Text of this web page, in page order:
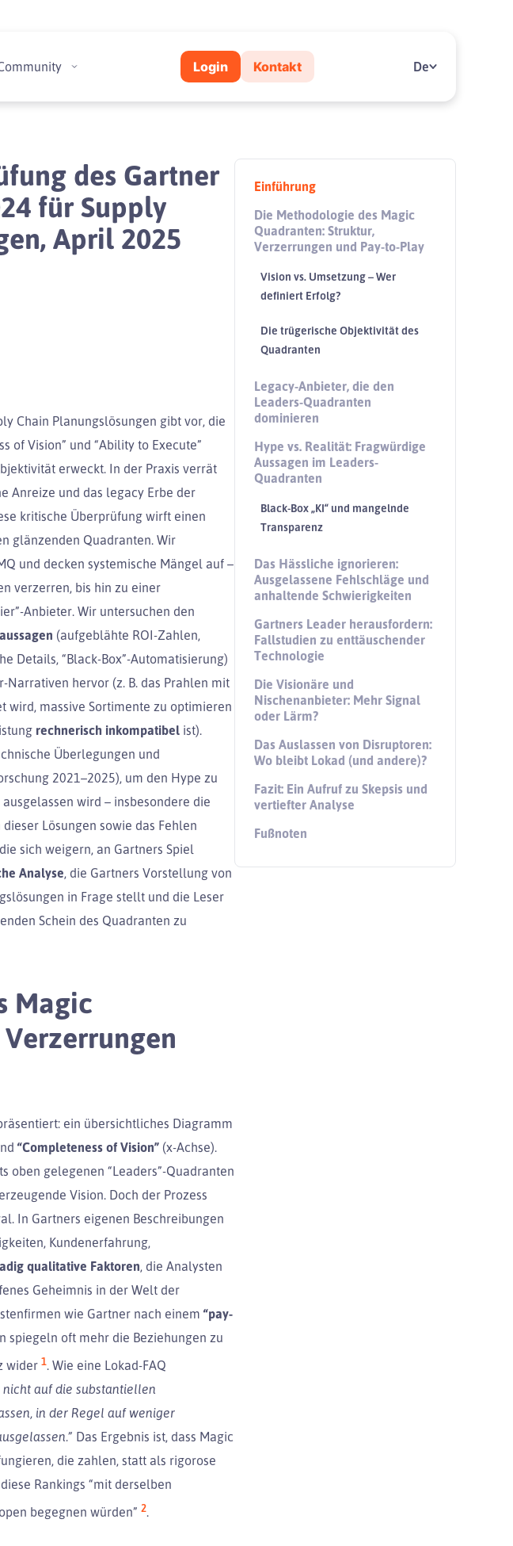
Login Kontakt De
des Gartner
für Supply
April 2025
Chain Planungslösungen gibt vor, die
of Vision” und “Ability to Execute”
erweckt. In der Praxis verrät
Anreize und das legacy Erbe der
kritische Überprüfung wirft einen
glänzenden Quadranten. Wir
und decken systemische Mängel auf –
verzerren, bis hin zu einer
Anbieter. Wir untersuchen den
(aufgeblähte ROI-Zahlen,
Details, “Black-Box”-Automatisierung)
hervor (z. B. das Prahlen mit
wird, massive Sortimente zu optimieren
rechnerisch inkompatibel ist).
Überlegungen und
2021–2025), um den Hype zu
wird – insbesondere die
dieser Lösungen sowie das Fehlen
sich weigern, an Gartners Spiel
Analyse, die Gartners Vorstellung von
in Frage stellt und die Leser
Schein des Quadranten zu
Magic
ein übersichtliches Diagramm
“Completeness of Vision” (x-Achse).
oben gelegenen “Leaders”-Quadranten
Vision. Doch der Prozess
In Gartners eigenen Beschreibungen
Kundenerfahrung,
qualitative Faktoren, die Analysten
Geheimnis in der Welt der
wie Gartner nach einem “pay-
spiegeln oft mehr die Beziehungen zu
wider 1. Wie eine Lokad-FAQ
auf die substantiellen
in der Regel auf weniger
Das Ergebnis ist, dass Magic
die zahlen, statt als rigorose
Rankings “mit derselben
begegnen würden” 2.
Einführung
Die Methodologie des Magic
Quadranten: Struktur,
Verzerrungen und Pay-to-Play
Vision vs. Umsetzung – Wer
definiert Erfolg?
Die trügerische Objektivität des
Quadranten
Legacy-Anbieter, die den
Leaders-Quadranten
dominieren
Hype vs. Realität: Fragwürdige
Aussagen im Leaders-
Quadranten
Black-Box „KI“ und mangelnde
Transparenz
Das Hässliche ignorieren:
Ausgelassene Fehlschläge und
anhaltende Schwierigkeiten
Gartners Leader herausfordern:
Fallstudien zu enttäuschender
Technologie
Die Visionäre und
Nischenanbieter: Mehr Signal
oder Lärm?
Das Auslassen von Disruptoren:
Wo bleibt Lokad (und andere)?
Fazit: Ein Aufruf zu Skepsis und
vertiefter Analyse
Fußnoten